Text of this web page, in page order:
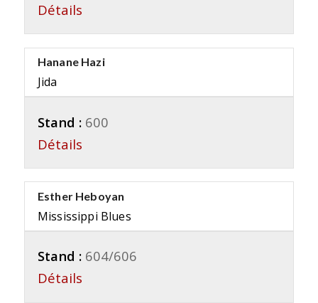
Détails
Hanane Hazi
Jida
Stand : 600
Détails
Esther Heboyan
Mississippi Blues
Stand : 604/606
Détails